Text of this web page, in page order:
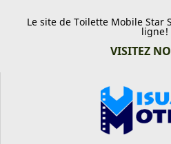
Le site de Toilette Mobile Star
ligne!
VISITEZ